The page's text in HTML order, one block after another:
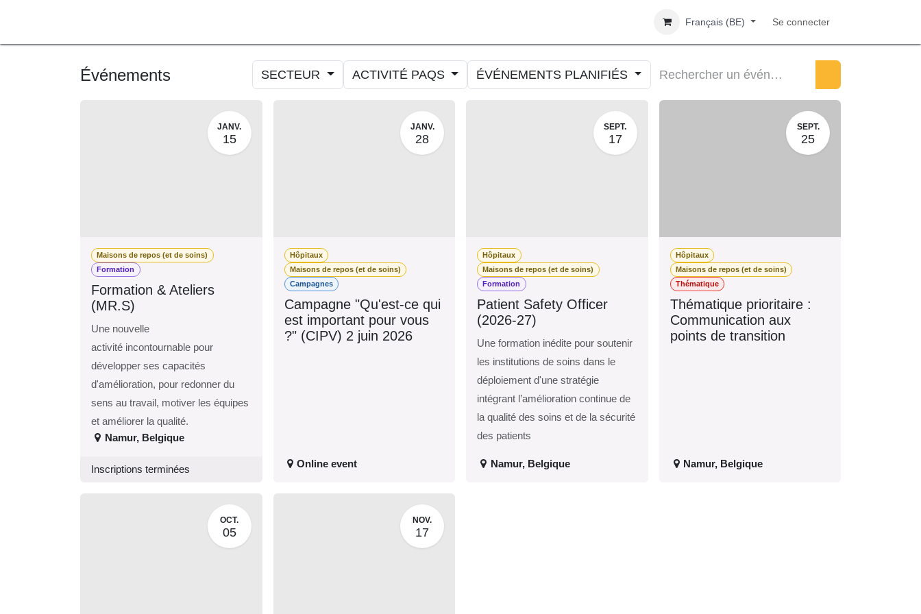
Français (BE) Se connecter
Événements SECTEUR ACTIVITÉ PAQS ÉVÉNEMENTS PLANIFIÉS
JANV.
15
Maisons de repos (et de soins)
Formation
Formation & Ateliers
(MR.S)
Une nouvelle
activité incontournable pour
développer ses capacités
d'amélioration, pour redonner du
sens au travail, motiver les équipes
et améliorer la qualité.
Namur, Belgique
Inscriptions terminées
JANV.
28
Hôpitaux
Maisons de repos (et de soins)
Campagnes
Campagne "Qu'est-ce qui
est important pour vous
?" (CIPV) 2 juin 2026
Online event
SEPT.
17
Hôpitaux
Maisons de repos (et de soins)
Formation
Patient Safety Officer
(2026-27)
Une formation inédite pour soutenir
les institutions de soins dans le
déploiement d'une stratégie
intégrant l’amélioration continue de
la qualité des soins et de la sécurité
des patients
Namur, Belgique
SEPT.
25
Hôpitaux
Maisons de repos (et de soins)
Thématique
Thématique prioritaire :
Communication aux
points de transition
Namur, Belgique
OCT.
05
NOV.
17